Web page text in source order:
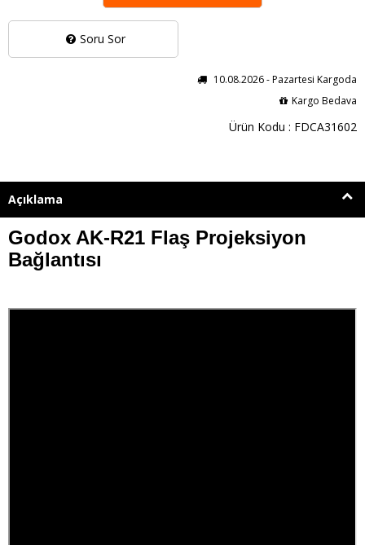
Soru Sor
10.08.2026 - Pazartesi Kargoda
Kargo Bedava
Ürün Kodu : FDCA31602
Açıklama
Godox AK-R21 Flaş Projeksiyon
Bağlantısı